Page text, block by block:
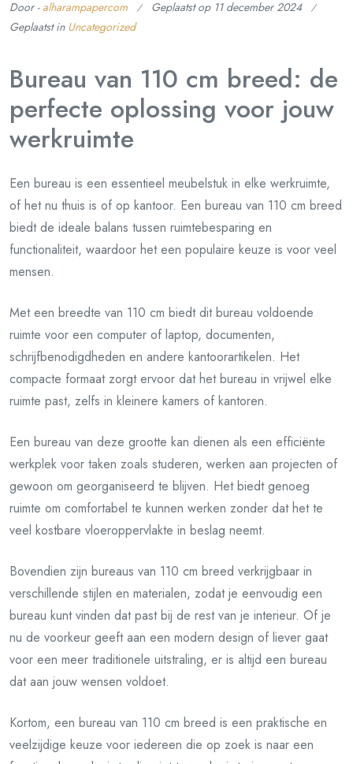
Door - alharampapercom Geplaatst op 11 december 2024
Geplaatst in Uncategorized
Bureau van 110 cm breed: de
perfecte oplossing voor jouw
werkruimte
Een bureau is een essentieel meubelstuk in elke werkruimte,
of het nu thuis is of op kantoor. Een bureau van 110 cm breed
biedt de ideale balans tussen ruimtebesparing en
functionaliteit, waardoor het een populaire keuze is voor veel
mensen.
Met een breedte van 110 cm biedt dit bureau voldoende
ruimte voor een computer of laptop, documenten,
schrijfbenodigdheden en andere kantoorartikelen. Het
compacte formaat zorgt ervoor dat het bureau in vrijwel elke
ruimte past, zelfs in kleinere kamers of kantoren.
Een bureau van deze grootte kan dienen als een efficiënte
werkplek voor taken zoals studeren, werken aan projecten of
gewoon om georganiseerd te blijven. Het biedt genoeg
ruimte om comfortabel te kunnen werken zonder dat het te
veel kostbare vloeroppervlakte in beslag neemt.
Bovendien zijn bureaus van 110 cm breed verkrijgbaar in
verschillende stijlen en materialen, zodat je eenvoudig een
bureau kunt vinden dat past bij de rest van je interieur. Of je
nu de voorkeur geeft aan een modern design of liever gaat
voor een meer traditionele uitstraling, er is altijd een bureau
dat aan jouw wensen voldoet.
Kortom, een bureau van 110 cm breed is een praktische en
veelzijdige keuze voor iedereen die op zoek is naar een